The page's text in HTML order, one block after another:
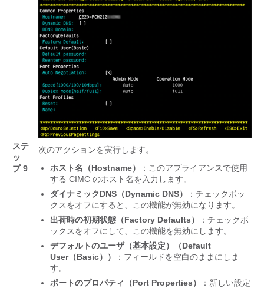
ステ
ッ
プ 9
次のアクションを実行します。
ホスト名（Hostname）
：このアプライアンスで使用
する CIMC のホスト名を入力します。
ダイナミックDNS（Dynamic DNS）
：チェックボッ
クスをオフにすると、この機能が無効になります。
出荷時の初期状態（Factory Defaults）
：チェックボ
ックスをオフにして、この機能を無効にします。
デフォルトのユーザ（基本設定）（Default
User（Basic））
：フィールドを空白のままにしま
す。
ポートのプロパティ（Port Properties）
：新しい設定